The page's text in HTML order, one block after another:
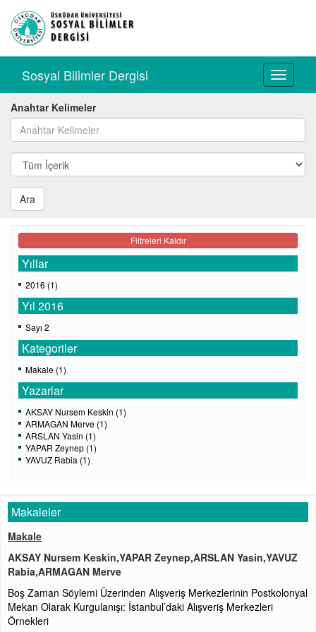
Toggle
Sosyal Bilimler Dergisi
Anahtar Kelimeler
Ara
Filtreleri Kaldır
Yıllar
2016 (1)
Yıl 2016
Sayı 2
Kategoriler
Makale (1)
Yazarlar
AKSAY Nursem Keskin (1)
ARMAGAN Merve (1)
ARSLAN Yasin (1)
YAPAR Zeynep (1)
YAVUZ Rabia (1)
Makaleler
Makale
AKSAY Nursem Keskin,YAPAR Zeynep,ARSLAN Yasin,YAVUZ
Rabia,ARMAGAN Merve
Boş Zaman Söylemi Üzerinden Alışveriş Merkezlerinin Postkolonyal
Mekan Olarak Kurgulanışı: İstanbul’daki Alışveriş Merkezleri
Örnekleri